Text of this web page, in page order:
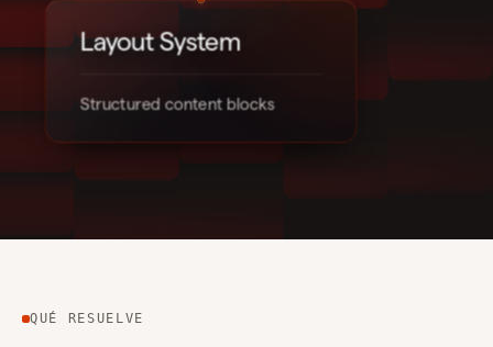
Layout System
Structured content blocks
QUÉ RESUELVE